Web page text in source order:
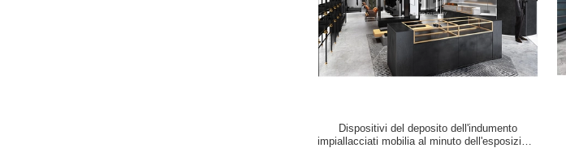
Dispositivi del deposito dell'indumento
impiallacciati mobilia al minuto dell'esposizione